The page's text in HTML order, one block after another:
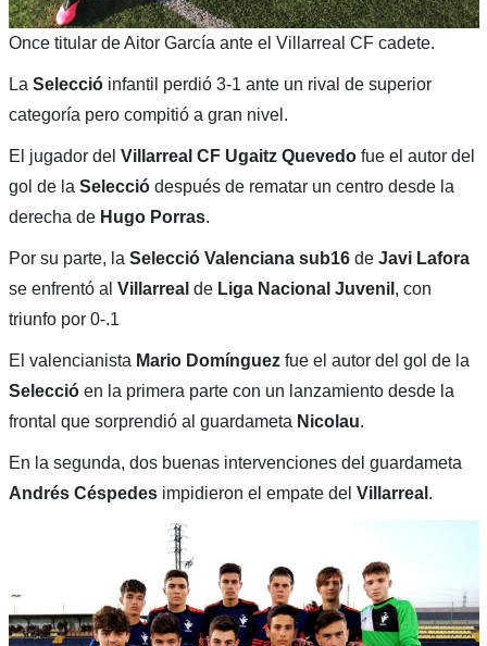
Once titular de Aitor García ante el Villarreal CF cadete.
La Seleccióinfantil perdió 3-1 ante un rival de superior
categoría pero compitió a gran nivel.
El jugador del Villarreal CF Ugaitz Quevedofue el autor del
gol de la Selecciódespués de rematar un centro desde la
derecha de Hugo Porras.
Por su parte, la Selecció Valenciana sub16de Javi Lafora
se enfrentó al Villarreal de Liga Nacional Juvenil , con
triunfo por 0-.1
El valencianista Mario Domínguezfue el autor del gol de la
Seleccióen la primera parte con un lanzamiento desde la
frontal que sorprendió al guardameta Nicolau.
En la segunda, dos buenas intervenciones del guardameta
Andrés Céspedes impidieron el empate del Villarreal .